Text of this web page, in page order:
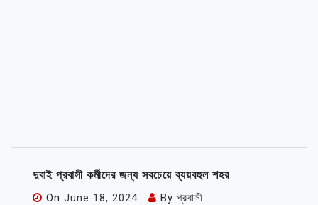
দুবাই প্রবাসী কর্মীদের জন্য সবচেয়ে ব্যয়বহুল শহর
On June 18, 2024 By প্রবাসী